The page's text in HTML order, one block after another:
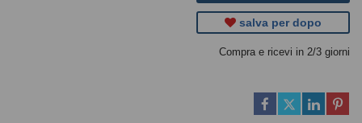
salva per dopo
Compra e ricevi in 2/3 giorni